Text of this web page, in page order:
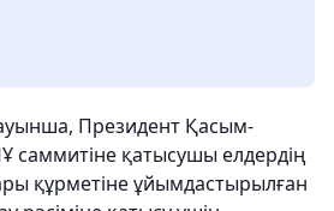
Президент Қасым-
қатысушы елдердің
құрметіне ұйымдастырылған